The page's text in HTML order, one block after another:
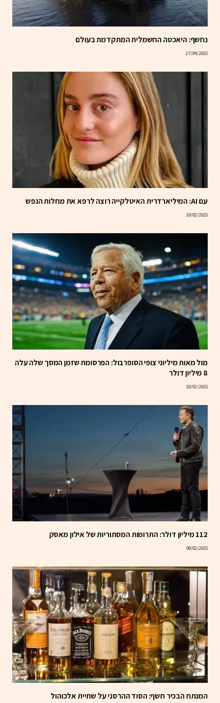
נחשף: היאכטה החשמלית המתקדמת בעולם
27/04/2025
עם AI: המיליארדרית האיטלקייה רוצה לרפא את מחלות הנפש
10/02/2025
מול מאות מיליוני צופי הסופרבול: הפרסומת שזמן המסך שלה עלה
8 מיליון דולר
10/02/2025
112 מיליון דולר: התרומות המסתוריות של אילון מאסק
09/02/2025
המנתח הבכיר חשף: הסוד ההרסני על שתיית אלכוהול